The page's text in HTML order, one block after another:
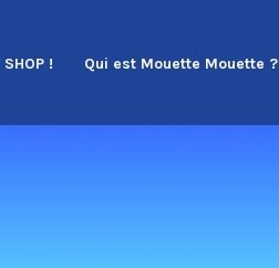
SHOP ! Qui est Mouette Mouette ?